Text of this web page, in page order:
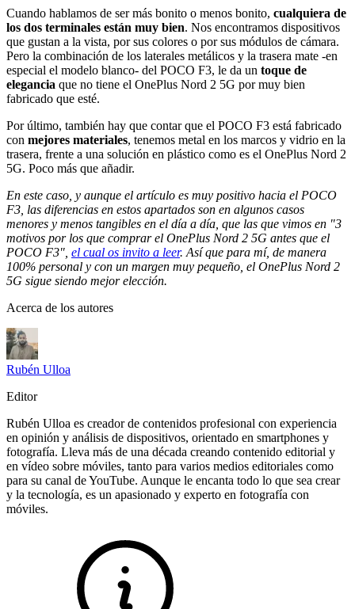
Cuando hablamos de ser más bonito o menos bonito, cualquiera de
los dos terminales están muy bien. Nos encontramos dispositivos
que gustan a la vista, por sus colores o por sus módulos de cámara.
Pero la combinación de los laterales metálicos y la trasera mate -en
especial el modelo blanco- del POCO F3, le da un toque de
elegancia que no tiene el OnePlus Nord 2 5G por muy bien
fabricado que esté.
Por último, también hay que contar que el POCO F3 está fabricado
con mejores materiales, tenemos metal en los marcos y vidrio en la
trasera, frente a una solución en plástico como es el OnePlus Nord 2
5G. Poco más que añadir.
En este caso, y aunque el artículo es muy positivo hacia el POCO
F3, las diferencias en estos apartados son en algunos casos
menores y menos tangibles en el día a día, que las que vimos en "3
motivos por los que comprar el OnePlus Nord 2 5G antes que el
POCO F3", el cual os invito a leer. Así que para mí, de manera
100% personal y con un margen muy pequeño, el OnePlus Nord 2
5G sigue siendo mejor elección.
Acerca de los autores
Rubén Ulloa
Editor
Rubén Ulloa es creador de contenidos profesional con experiencia
en opinión y análisis de dispositivos, orientado en smartphones y
fotografía. Lleva más de una década creando contenido editorial y
en vídeo sobre móviles, tanto para varios medios editoriales como
para su canal de YouTube. Aunque le encanta todo lo que sea crear
y la tecnología, es un apasionado y experto en fotografía con
móviles.